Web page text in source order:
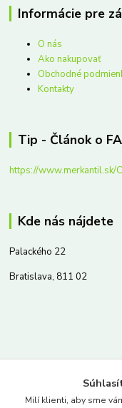
Informácie pre
O nás
Ako nakupovať
Obchodné
Kontakty
Tip - Článok o
https://www.merkantil.sk/
Kde nás nájdete
Palackého 22
Bratislava, 811 02
www.merkantil.sk
Milí klienti, aby sme